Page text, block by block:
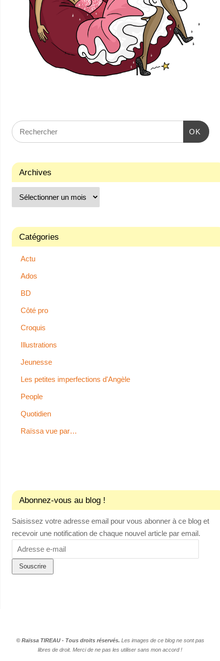
OK
Archives
Catégories
Actu
Ados
BD
Côté pro
Croquis
Illustrations
Jeunesse
Les petites imperfections d'Angèle
People
Quotidien
Raïssa vue par…
Abonnez-vous au blog !
Saisissez votre adresse email pour vous abonner à ce blog et
recevoir une notification de chaque nouvel article par email.
Adresse
e-
mail
© Raïssa TIREAU - Tous droits réservés. Les images de ce blog ne sont pas
libres de droit. Merci de ne pas les utiliser sans mon accord !